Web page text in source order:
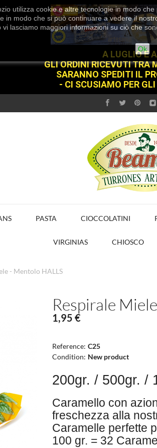
utilizza cookie e altre tecnologie in modo
in modo che si può continuare a vedere il
vi lasciamo maggiori informazioni su ciò che
Ok
A LUGLIO E
GLI ORDINI RICEVUTI TRA
SARANNO SPEDITI IL
- CI SCUSIAMO PER
PASTA CIOCCOLATINI
VIRGINIAS CHIOSCO
- Mentolo HALLS
Respirale
1,95 €
Reference: C25
Condition: New product
200gr. / 500gr. /
Caramello con
freschezza alla
Caramelle perfette
100 gr. = 32